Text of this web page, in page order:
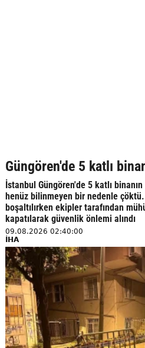
Güngören'de 5 katlı
İstanbul Güngören'de 5 katlı
henüz bilinmeyen bir nedenle
boşaltılırken ekipler tarafından
kapatılarak güvenlik önlemi alındı
09.08.2026 02:40:00
İHA